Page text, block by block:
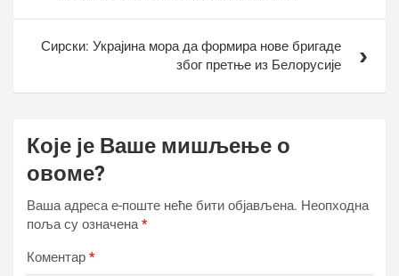
Сирски: Украјина мора да формира нове бригаде
због претње из Белорусије
Које је Ваше мишљење о
овоме?
Ваша адреса е-поште неће бити објављена. Неопходна
поља су означена*
Коментар *